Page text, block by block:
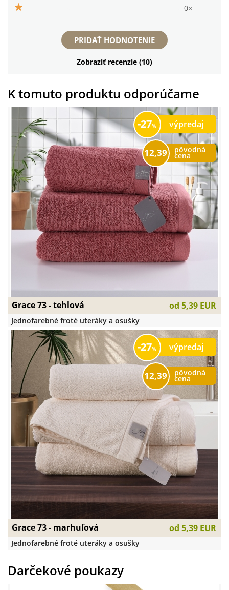
0×
PRIDAŤ HODNOTENIE
Zobraziť recenzie (10)
výpredaj
27
pôvodná
cena
12,39
Grace 73 - tehlová od 5,39 EUR
Jednofarebné froté uteráky a osušky
výpredaj
27
pôvodná
cena
12,39
Grace 73 - marhuľová od 5,39 EUR
Jednofarebné froté uteráky a osušky
K tomuto produktu odporúčame
Darčekové poukazy